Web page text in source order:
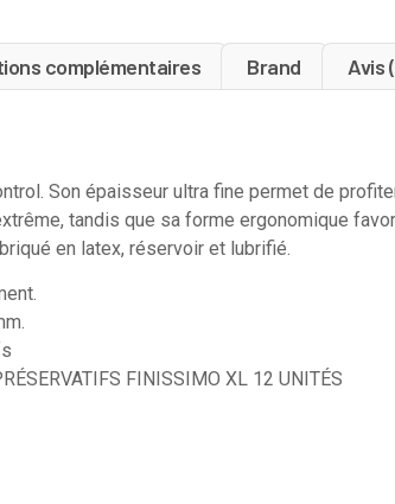
complémentaires Brand Avis
Son épaisseur ultra fine permet de
tandis que sa forme ergonomique
en latex, réservoir et lubrifié.